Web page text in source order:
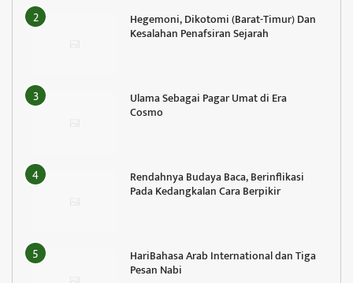
Hegemoni, Dikotomi (Barat-Timur) Dan
Kesalahan Penafsiran Sejarah
Ulama Sebagai Pagar Umat di Era
Cosmo
Rendahnya Budaya Baca, Berinflikasi
Pada Kedangkalan Cara Berpikir
HariBahasa Arab International dan Tiga
Pesan Nabi